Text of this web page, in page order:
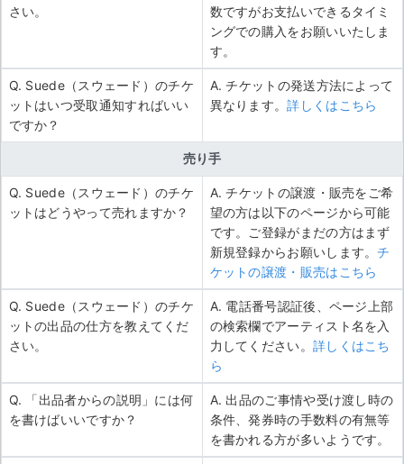
さい。
数ですがお支払いできるタイミ
ングでの購入をお願いいたしま
す。
Q. Suede（スウェード）のチケ
ットはいつ受取通知すればいい
ですか？
A. チケットの発送方法によって
異なります。詳しくはこちら
売り手
Q. Suede（スウェード）のチケ
ットはどうやって売れますか？
A. チケットの譲渡・販売をご希
望の方は以下のページから可能
です。ご登録がまだの方はまず
新規登録からお願いします。チ
ケットの譲渡・販売はこちら
Q. Suede（スウェード）のチケ
ットの出品の仕方を教えてくだ
さい。
A. 電話番号認証後、ページ上部
の検索欄でアーティスト名を入
力してください。 詳しくはこち
ら
Q. 「出品者からの説明」には何
を書けばいいですか？
A. 出品のご事情や受け渡し時の
条件、発券時の手数料の有無等
を書かれる方が多いようです。